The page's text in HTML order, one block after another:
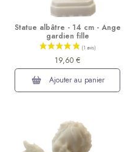
Statue albâtre - 14 cm - Ange
gardien fille
19,60 €
Ajouter au panier